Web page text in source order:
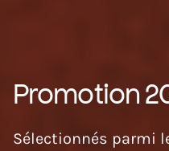
Promotion
Sélectionnés parmi